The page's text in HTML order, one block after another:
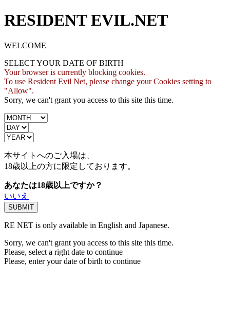
RESIDENT EVIL.NET
WELCOME
SELECT YOUR DATE OF BIRTH
Your browser is currently blocking cookies.
To use Resident Evil Net, please change your Cookies setting to
"Allow".
Sorry, we can't grant you access to this site this time.
本サイトへのご入場は、
18歳以上の方に限定しております。
あなたは18歳以上ですか？
いいえ
RE NET is only available in English and Japanese.
Sorry, we can't grant you access to this site this time.
Please, select a right date to continue
Please, enter your date of birth to continue